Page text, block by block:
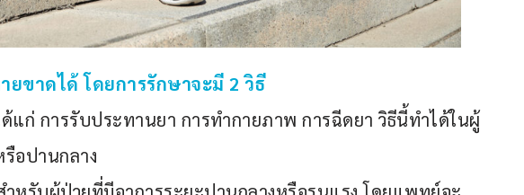
ยขาดได้ โดยการรักษาจะมี 2 วิธี
แก่ การรับประทานยา การทำกายภาพ การฉีดยา วิธีนี้ทำได้ในผู้
อปานกลาง